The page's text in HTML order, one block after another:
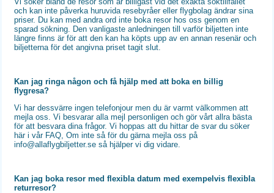
och kan inte påverka huruvida resebyråer eller flygbolag ändrar sina
priser. Du kan med andra ord inte boka resor hos oss genom en
sparad sökning. Den vanligaste anledningen till varför biljetten inte
längre finns är för att den kan ha köpts upp av en annan resenär och
biljetterna för det angivna priset tagit slut.
Kan jag ringa någon och få hjälp med att boka en billig
flygresa?
Vi har dessvärre ingen telefonjour men du är varmt välkommen att
mejla oss. Vi besvarar alla mejl personligen och gör vårt allra bästa
för att besvara dina frågor. Vi hoppas att du hittar de svar du söker
här i vår FAQ, Om inte så för du gärna mejla oss på
info@allaflygbiljetter.se så hjälper vi dig vidare.
Kan jag boka resor med flexibla datum med exempelvis flexibla
returresor?